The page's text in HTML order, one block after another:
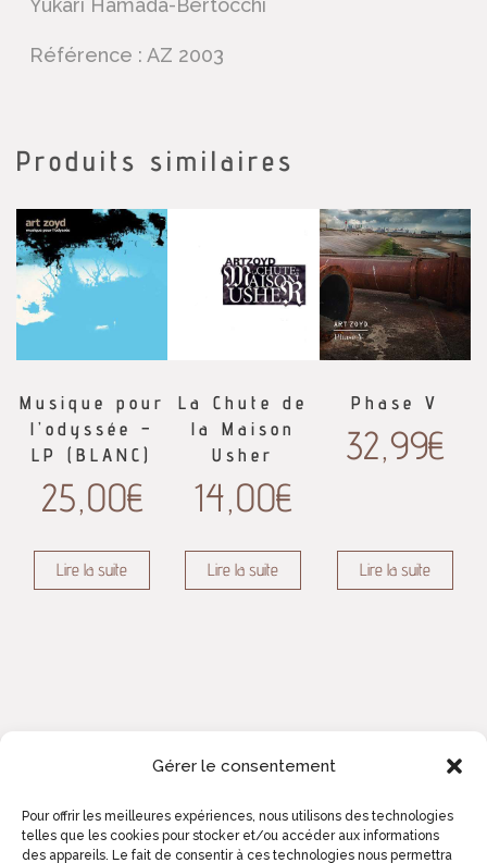
Gérer le consentement
Pour offrir les meilleures expériences, nous utilisons des technologies
telles que les cookies pour stocker et/ou accéder aux informations
des appareils. Le fait de consentir à ces technologies nous permettra
Yukari Hamada-Bertocchi
Référence : AZ 2003
Produits similaires
Musique pour
l’odyssée –
LP (BLANC)
25,00€
Lire la suite
La Chute de
la Maison
Usher
14,00€
Lire la suite
Phase V
32,99€
Lire la suite